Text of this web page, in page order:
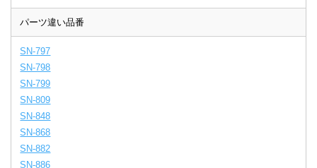
パーツ違い品番
SN-797
SN-798
SN-799
SN-809
SN-848
SN-868
SN-882
SN-886